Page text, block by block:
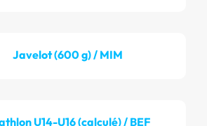
Javelot (600 g) / MIM
U14-U16 (calculé) / BEF